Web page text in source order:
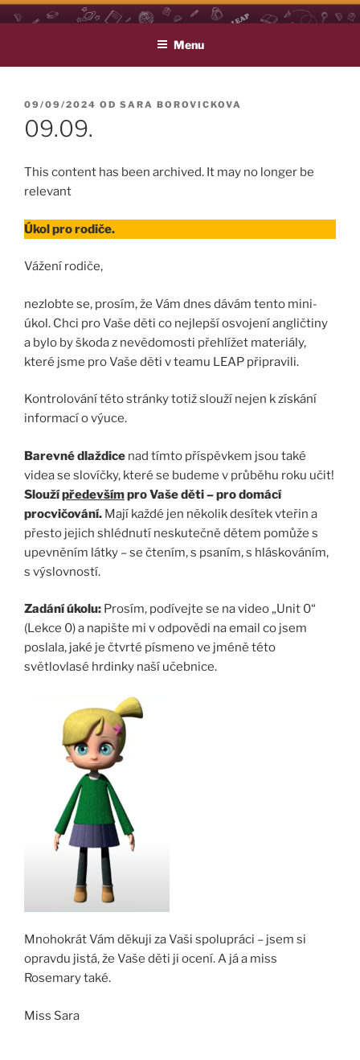
Přejít
k
webu
LEAP
Life Long English Achievement Project
Menu
PUBLIKOVÁNO
09/09/2024 OD SARA BOROVICKOVA
09.09.
This content has been archived. It may no longer be
relevant
Úkol pro rodiče.
Vážení rodiče,
nezlobte se, prosím, že Vám dnes dávám tento mini-
úkol. Chci pro Vaše děti co nejlepší osvojení angličtiny
a bylo by škoda z nevědomosti přehlížet materiály,
které jsme pro Vaše děti v teamu LEAP připravili.
Kontrolování této stránky totiž slouží nejen k získání
informací o výuce.
Barevné dlaždice nad tímto příspěvkem jsou také
videa se slovíčky, které se budeme v průběhu roku učit!
Sloužípředevšímpro Vaše děti – pro domácí
procvičování. Mají každé jen několik desítek vteřin a
přesto jejich shlédnutí neskutečně dětem pomůže s
upevněním látky – se čtením, s psaním, s hláskováním,
s výslovností.
Zadání úkolu: Prosím, podívejte se na video „Unit 0“
(Lekce 0) a napište mi v odpovědi na email co jsem
poslala, jaké je čtvrté písmeno ve jméně této
světlovlasé hrdinky naší učebnice.
Mnohokrát Vám děkuji za Vaši spolupráci – jsem si
opravdu jistá, že Vaše děti ji ocení. A já a miss
Rosemary také.
Miss Sara